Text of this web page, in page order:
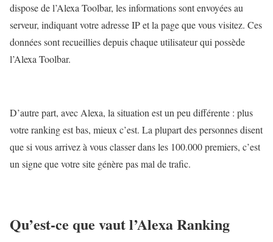
dispose de l’Alexa Toolbar, les informations sont envoyées au
serveur, indiquant votre adresse IP et la page que vous visitez. Ces
données sont recueillies depuis chaque utilisateur qui possède
l’Alexa Toolbar.
D’autre part, avec Alexa, la situation est un peu différente : plus
votre ranking est bas, mieux c’est. La plupart des personnes disent
que si vous arrivez à vous classer dans les 100.000 premiers, c’est
un signe que votre site génère pas mal de trafic.
Qu’est-ce que vaut l’Alexa Ranking